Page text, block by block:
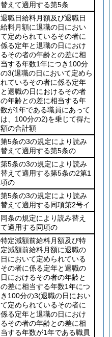
替えて適用する第5条
退職日給料月額及び退職日
給料月額に退職の日におい
て定められているその者に
係る定年と退職の日におけ
るその者の年齢との差に相
当する年数1年につき100分
の3(退職の日において定めら
れているその者に係る定年
と退職の日におけるその者
の年齢との差に相当する年
数が1年である職員にあって
は、100分の2)を乗じて得た
額の合計額
第5条の3の規定により読み
替えて適用する第5条の
第5条の3の規定により読み
替えて適用する第5条の2第1
項の
第5条の3の規定により読み
替えて適用する同項第2号イ
同条の規定により読み替え
て適用する同項の
特定減額前給料月額及び特
定減額前給料月額に退職の
日において定められている
その者に係る定年と退職の
日におけるその者の年齢と
の差に相当する年数1年につ
き100分の3(退職の日におい
て定められているその者に
係る定年と退職の日におけ
るその者の年齢との差に相
当する年数が1年である職員